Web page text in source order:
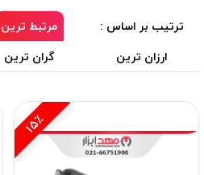
ترتیب بر اساس : مرتبط ترین
ارزان ترین
گران ترین
15٪